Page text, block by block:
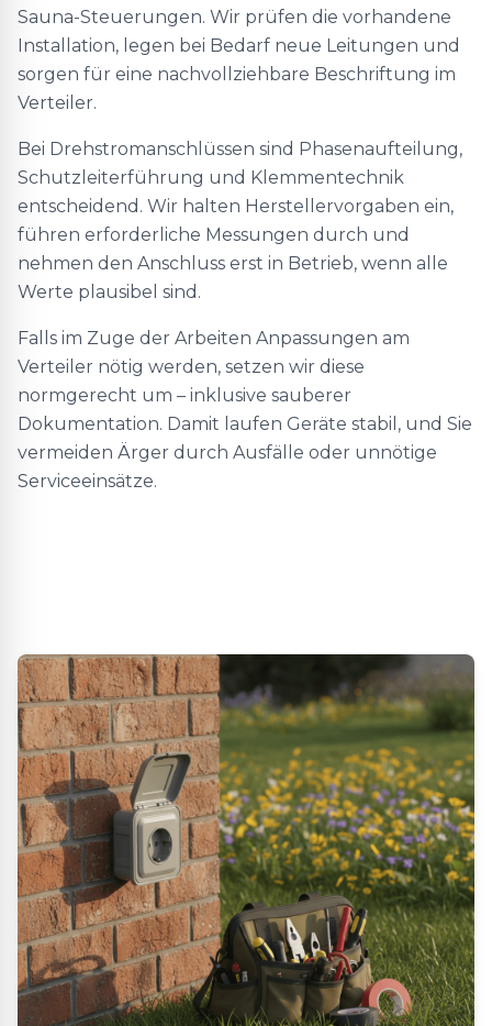
Sauna-Steuerungen. Wir prüfen die vorhandene
Installation, legen bei Bedarf neue Leitungen und
sorgen für eine nachvollziehbare Beschriftung im
Verteiler.
Bei Drehstromanschlüssen sind Phasenaufteilung,
Schutzleiterführung und Klemmentechnik
entscheidend. Wir halten Herstellervorgaben ein,
führen erforderliche Messungen durch und
nehmen den Anschluss erst in Betrieb, wenn alle
Werte plausibel sind.
Falls im Zuge der Arbeiten Anpassungen am
Verteiler nötig werden, setzen wir diese
normgerecht um – inklusive sauberer
Dokumentation. Damit laufen Geräte stabil, und Sie
vermeiden Ärger durch Ausfälle oder unnötige
Serviceeinsätze.